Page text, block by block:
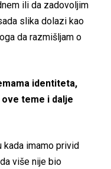
ili da zadovoljim
slika dolazi kao
da razmišljam o
identiteta,
teme i dalje
kada imamo privid
više nije bio